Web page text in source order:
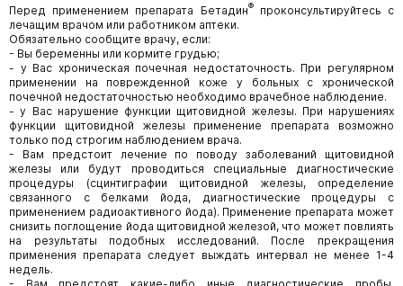
Перед применением препарата Бетадин®проконсультируйтесь с
лечащим врачом или работником аптеки.
Обязательно сообщите врачу, если:
- Вы беременны или кормите грудью;
- у Вас хроническая почечная недостаточность. При регулярном
применении на поврежденной коже у больных с хронической
почечной недостаточностью необходимо врачебное наблюдение.
- у Вас нарушение функции щитовидной железы. При нарушениях
функции щитовидной железы применение препарата возможно
только под строгим наблюдением врача.
- Вам предстоит лечение по поводу заболеваний щитовидной
железы или будут проводиться специальные диагностические
процедуры (сцинтиграфии щитовидной железы, определение
связанного с белками йода, диагностические процедуры с
применением радиоактивного йода). Применение препарата может
снизить поглощение йода щитовидной железой, что может повлиять
на результаты подобных исследований. После прекращения
применения препарата следует выждать интервал не менее 1-4
недель.